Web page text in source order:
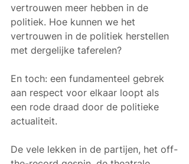
vertrouwen meer hebben in de
politiek. Hoe kunnen we het
vertrouwen in de politiek herstellen
met dergelijke taferelen?
En toch: een fundamenteel gebrek
aan respect voor elkaar loopt als
een rode draad door de politieke
actualiteit.
De vele lekken in de partijen, het off-